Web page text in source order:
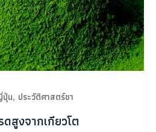
ปุ่น, ประวัติศาสตร์ชา
สูงจากเกียวโต